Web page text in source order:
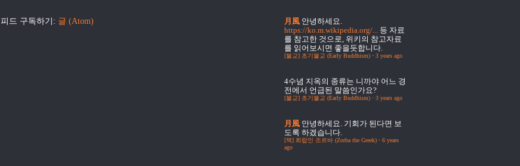
피드 구독하기: 글 (Atom) 月風 안녕하세요.
https://ko.m.wikipedia.org/... 등 자료
를 참고한 것으로, 위키의 참고자료
를 읽어보시면 좋을듯합니다.
[불교] 초기불교 (Early Buddhism) · 3 years ago
4수념 지옥의 종류는 니까야 어느 경
전에서 언급된 말씀인가요?
[불교] 초기불교 (Early Buddhism) · 3 years ago
月風 안녕하세요. 기회가 된다면 보
도록 하겠습니다.
[책] 희랍인 조르바 (Zorba the Greek) · 6 years
ago